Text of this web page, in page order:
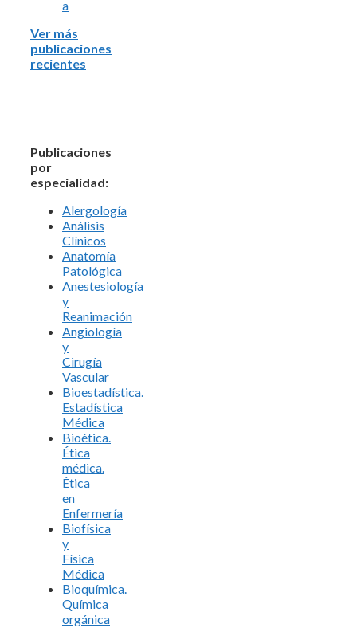
a
Ver más
publicaciones
recientes
Publicaciones
por
especialidad:
Alergología
Análisis
Clínicos
Anatomía
Patológica
Anestesiología
y
Reanimación
Angiología
y
Cirugía
Vascular
Bioestadística.
Estadística
Médica
Bioética.
Ética
médica.
Ética
en
Enfermería
Biofísica
y
Física
Médica
Bioquímica.
Química
orgánica